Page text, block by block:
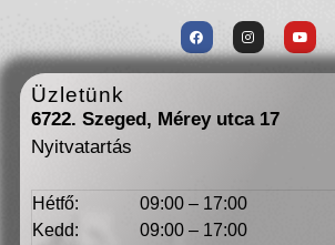
Üzletünk
6722. Szeged, Mérey utca 17
Nyitvatartás
Hétfő:
09:00 – 17:00
Kedd:
09:00 – 17:00